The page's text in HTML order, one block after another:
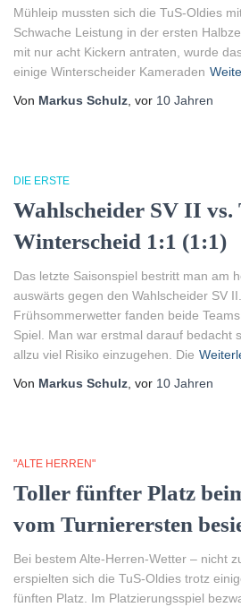
Mühleip mussten sich die TuS-Oldies
Schwache Leistung in der ersten
mit nur acht Kickern antraten, wurde
einige Winterscheider Kameraden
Von Markus Schulz , vor 10 Jahren
DIE ERSTE
Wahlscheider SV II vs.
Winterscheid 1:1 (1:1)
Das letzte Saisonspiel bestritt man am
auswärts gegen den Wahlscheider SV
Frühsommerwetter fanden beide
Spiel. Man war erstmal darauf bedacht
allzu viel Risiko einzugehen. Die
Von Markus Schulz , vor 10 Jahren
"ALTE HERREN"
Toller fünfter Platz
vom Turnierersten
Bei bestem Alte-Herren-Wetter – nicht
erspielten sich die TuS-Oldies trotz
fünften Platz. Im Platzierungsspiel